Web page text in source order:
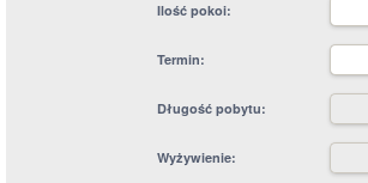
Ilość pokoi
Termin
Długość pobytu
Wyżywienie